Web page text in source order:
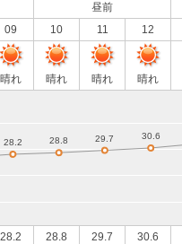
昼前
09 10 11 12
晴れ 晴れ 晴れ 晴れ
28.2 28.8 29.7 30.6